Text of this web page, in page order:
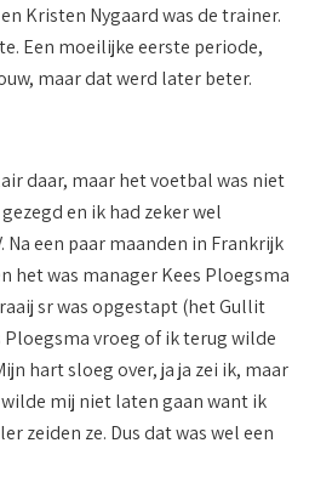
Kristen Nygaard was de trainer.
Een moeilijke eerste periode,
maar dat werd later beter.
daar, maar het voetbal was niet
en ik had zeker wel
Na een paar maanden in Frankrijk
het was manager Kees Ploegsma
sr was opgestapt (het Gullit
Ploegsma vroeg of ik terug wilde
hart sloeg over, ja ja zei ik, maar
mij niet laten gaan want ik
zeiden ze. Dus dat was wel een